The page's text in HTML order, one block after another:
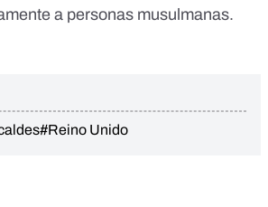
a personas musulmanas.
#Reino Unido